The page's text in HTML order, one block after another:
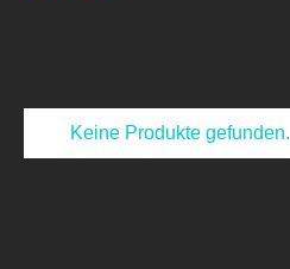
Keine Produkte gefunden.